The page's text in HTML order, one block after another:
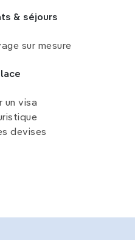
& séjours
sur mesure
un visa
devises